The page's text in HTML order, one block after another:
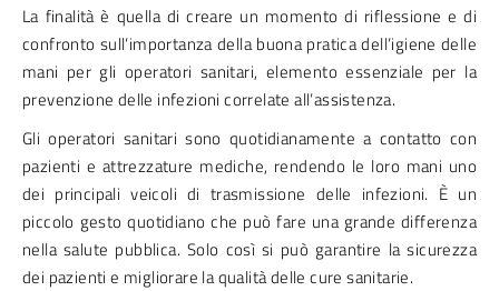
La finalità è quella di creare un momento di riflessione e di
confronto sull’importanza della buona pratica dell’igiene delle
mani per gli operatori sanitari, elemento essenziale per la
prevenzione delle infezioni correlate all’assistenza.
Gli operatori sanitari sono quotidianamente a contatto con
pazienti e attrezzature mediche, rendendo le loro mani uno
dei principali veicoli di trasmissione delle infezioni. È un
piccolo gesto quotidiano che può fare una grande differenza
nella salute pubblica. Solo così si può garantire la sicurezza
dei pazienti e migliorare la qualità delle cure sanitarie.